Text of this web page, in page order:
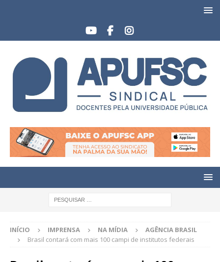
INÍCIO IMPRENSA NA MÍDIA
AGÊNCIA BRASIL
Brasil contará com mais 100 campi de institutos federais